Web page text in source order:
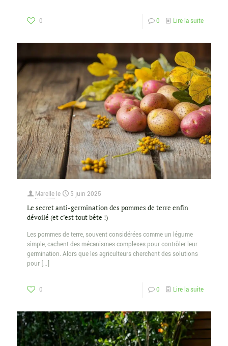
0 0 Lire la suite
Marelle le 5 juin 2025
Le secret anti-germination des pommes de terre enfin
dévoilé (et c’est tout bête !)
Les pommes de terre, souvent considérées comme un légume
simple, cachent des mécanismes complexes pour contrôler leur
germination. Alors que les agriculteurs cherchent des solutions
pour […]
0 0 Lire la suite